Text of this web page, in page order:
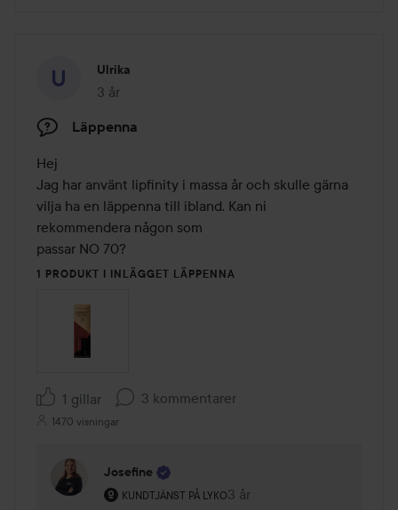
Ulrika
3 år
Inlägget skapades 3 år
Läppenna
Hej
Jag har använt lipfinity i massa år och skulle gärna
vilja ha en läppenna till ibland. Kan ni
rekommendera någon som
passar NO 70?
1 PRODUKT I INLÄGGET LÄPPENNA
1 gillar 3 kommentarer
1470 visningar
Josefine
KUNDTJÄNST PÅ LYKO
Användarens roll: Kundtjänst på Lyko.
3 år
Kommentaren lades 3 år